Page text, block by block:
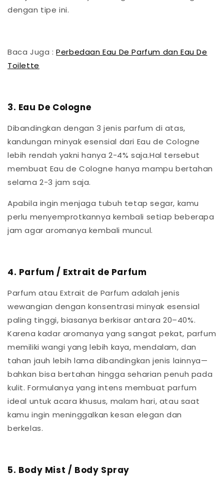
dengan tipe ini.
Baca Juga :Perbedaan Eau De Parfum dan Eau De
Toilette
3. Eau De Cologne
Dibandingkan dengan 3 jenis parfum di atas,
kandungan minyak esensial dari Eau de Cologne
lebih rendah yakni hanya 2-4% saja.Hal tersebut
membuat Eau de Cologne hanya mampu bertahan
selama 2-3 jam saja.
Apabila ingin menjaga tubuh tetap segar, kamu
perlu menyemprotkannya kembali setiap beberapa
jam agar aromanya kembali muncul.
4. Parfum / Extrait de Parfum
Parfum atau Extrait de Parfum adalah jenis
wewangian dengan konsentrasi minyak esensial
paling tinggi, biasanya berkisar antara 20–40%.
Karena kadar aromanya yang sangat pekat, parfum
memiliki wangi yang lebih kaya, mendalam, dan
tahan jauh lebih lama dibandingkan jenis lainnya—
bahkan bisa bertahan hingga seharian penuh pada
kulit. Formulanya yang intens membuat parfum
ideal untuk acara khusus, malam hari, atau saat
kamu ingin meninggalkan kesan elegan dan
berkelas.
5. Body Mist / Body Spray